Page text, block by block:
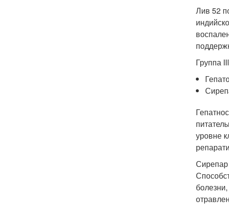
Лив 52
Группа
уровне
Сирепар